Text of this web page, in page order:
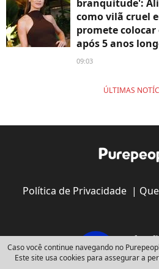
branquitude':
como vilã cruel
promete
após 5 anos
09:03
ÚLTIMAS
Política de Privacidade|
Caso você continue navegando no
Este site usa cookies para assegurar a